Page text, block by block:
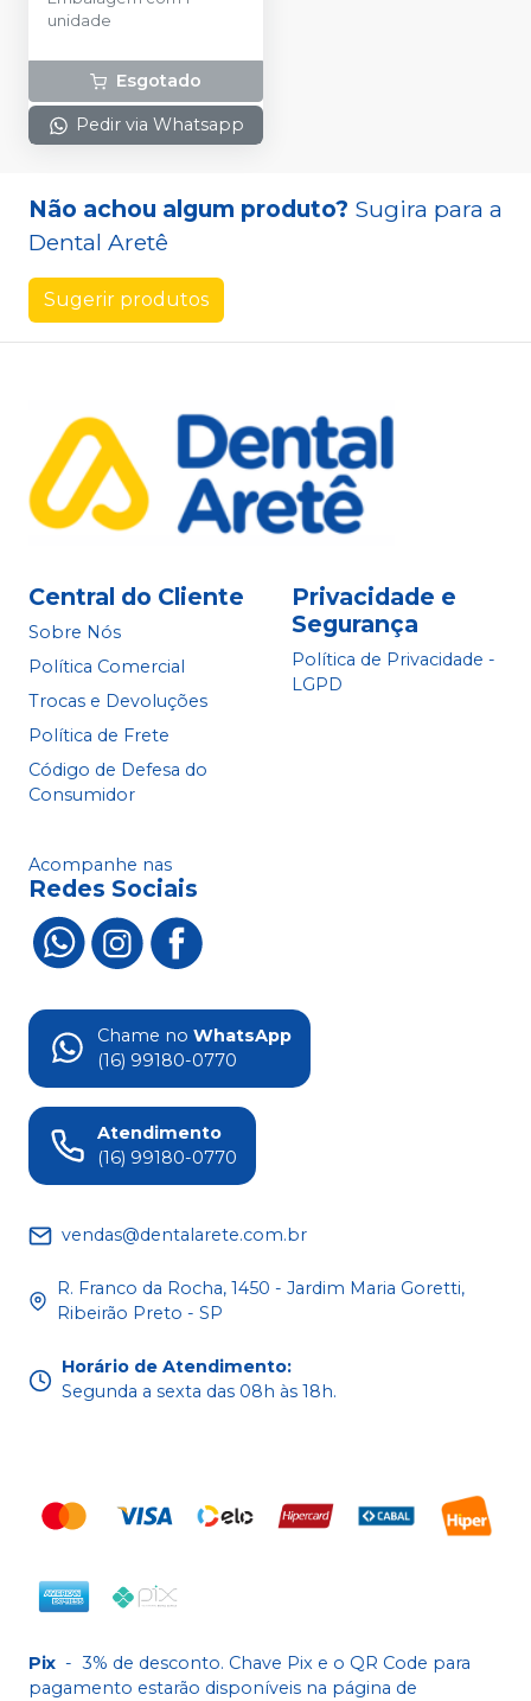
unidade
Esgotado
Pedir via Whatsapp
Não achou algum produto? Sugira para a
Dental Aretê
Sugerir produtos
Central do Cliente
Sobre Nós
Política Comercial
Trocas e Devoluções
Política de Frete
Código de Defesa do
Consumidor
Privacidade e
Segurança
Política de Privacidade -
LGPD
Acompanhe nas
Redes Sociais
Chame no WhatsApp
(16) 99180-0770
Atendimento
(16) 99180-0770
vendas@dentalarete.com.br
R. Franco da Rocha, 1450 - Jardim Maria Goretti,
Ribeirão Preto - SP
Horário de Atendimento:
Segunda a sexta das 08h às 18h.
Pix - 3% de desconto. Chave Pix e o QR Code para
pagamento estarão disponíveis na página de